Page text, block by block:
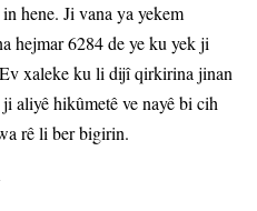
hene. Ji vana ya yekem
hejmar 6284 de ye ku yek ji
xaleke ku li dijî qirkirina jinan
aliyê hikûmetê ve nayê bi cih
rê li ber bigirin.